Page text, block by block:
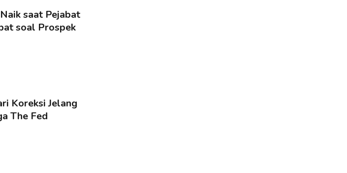
saat Pejabat
soal Prospek
Koreksi Jelang
The Fed